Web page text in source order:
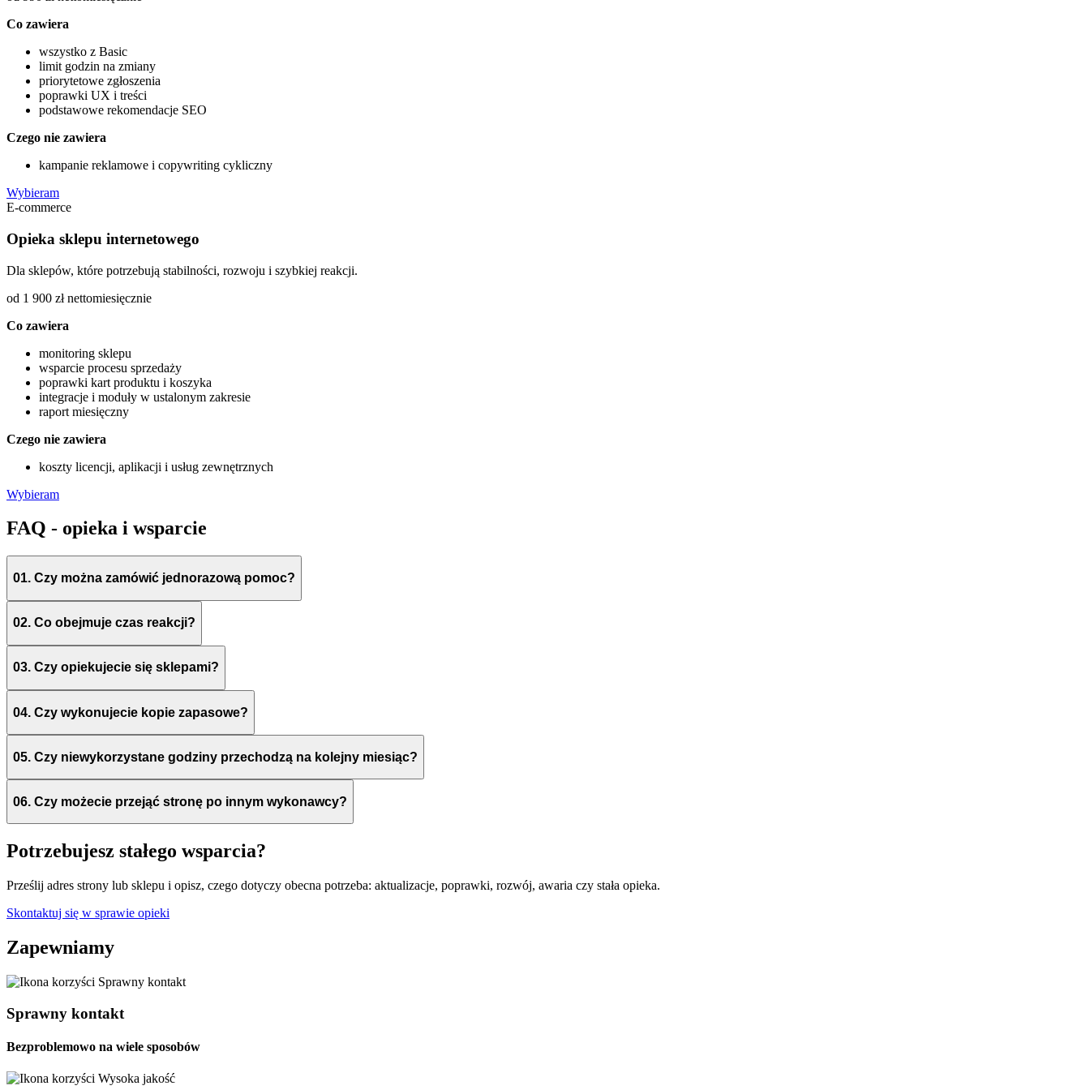
Co zawiera
wszystko z Basic
limit godzin na zmiany
priorytetowe zgłoszenia
poprawki UX i treści
podstawowe rekomendacje SEO
Czego nie zawiera
kampanie reklamowe i copywriting cykliczny
Wybieram
E-commerce
Opieka sklepu internetowego
Dla sklepów, które potrzebują stabilności, rozwoju i szybkiej reakcji.
od 1 900 zł nettomiesięcznie
Co zawiera
monitoring sklepu
wsparcie procesu sprzedaży
poprawki kart produktu i koszyka
integracje i moduły w ustalonym zakresie
raport miesięczny
Czego nie zawiera
koszty licencji, aplikacji i usług zewnętrznych
Wybieram
FAQ - opieka i wsparcie
01. Czy można zamówić jednorazową pomoc?
02. Co obejmuje czas reakcji?
03. Czy opiekujecie się sklepami?
04. Czy wykonujecie kopie zapasowe?
05. Czy niewykorzystane godziny przechodzą na kolejny miesiąc?
06. Czy możecie przejąć stronę po innym wykonawcy?
Potrzebujesz stałego wsparcia?
Prześlij adres strony lub sklepu i opisz, czego dotyczy obecna potrzeba: aktualizacje, poprawki, rozwój, awaria czy stała opieka.
Skontaktuj się w sprawie opieki
Zapewniamy
Sprawny kontakt
Bezproblemowo na wiele sposobów